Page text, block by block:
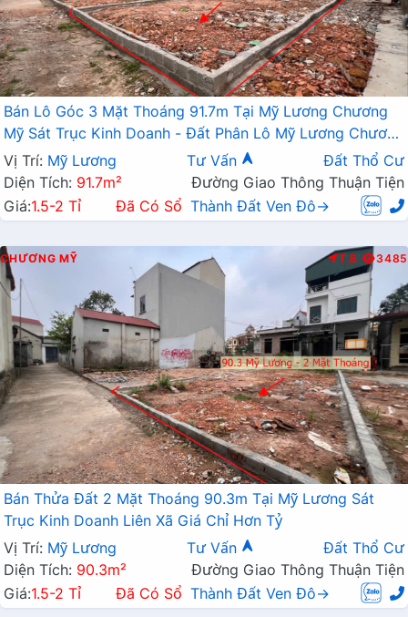
Bán Lô Góc 3 Mặt Thoáng 91.7m Tại Mỹ Lương Chương
Mỹ Sát Trục Kinh Doanh - Đất Phân Lô Mỹ Lương Chương
Mỹ
Vị Trí: Mỹ Lương Tư Vấn
Đất Thổ Cư
Diện Tích: 91.7m²
Đường Giao Thông Thuận Tiện
Giá:1.5-2 Tỉ Đã Có Sổ Thành Đất Ven Đô→
CHƯƠNG MỸ T.B 3485
Bán Thửa Đất 2 Mặt Thoáng 90.3m Tại Mỹ Lương Sát
Trục Kinh Doanh Liên Xã Giá Chỉ Hơn Tỷ
Vị Trí: Mỹ Lương Tư Vấn
Đất Thổ Cư
Diện Tích: 90.3m²
Đường Giao Thông Thuận Tiện
Giá:1.5-2 Tỉ Đã Có Sổ Thành Đất Ven Đô→